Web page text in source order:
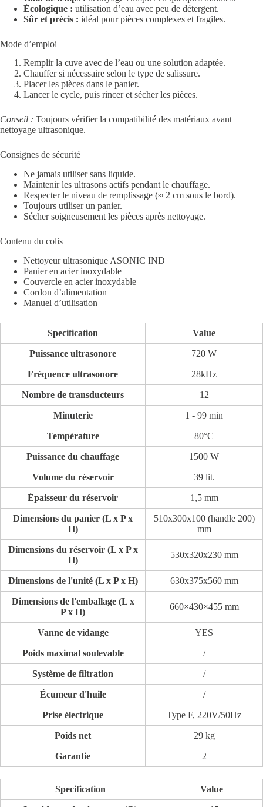
Écologique : utilisation d’eau avec peu de détergent.
Sûr et précis : idéal pour pièces complexes et fragiles.
Mode d’emploi
Remplir la cuve avec de l’eau ou une solution adaptée.
Chauffer si nécessaire selon le type de salissure.
Placer les pièces dans le panier.
Lancer le cycle, puis rincer et sécher les pièces.
Conseil : Toujours vérifier la compatibilité des matériaux avant
nettoyage ultrasonique.
Consignes de sécurité
Ne jamais utiliser sans liquide.
Maintenir les ultrasons actifs pendant le chauffage.
Respecter le niveau de remplissage (≈ 2 cm sous le bord).
Toujours utiliser un panier.
Sécher soigneusement les pièces après nettoyage.
Contenu du colis
Nettoyeur ultrasonique ASONIC IND
Panier en acier inoxydable
Couvercle en acier inoxydable
Cordon d’alimentation
Manuel d’utilisation
Specification Value
Puissance ultrasonore 720 W
Fréquence ultrasonore 28kHz
Nombre de transducteurs 12
Minuterie 1 - 99 min
Température 80°C
Puissance du chauffage 1500 W
Volume du réservoir 39 lit.
Épaisseur du réservoir 1,5 mm
Dimensions du panier (L x P x
H)
510x300x100 (handle 200)
mm
Dimensions du réservoir (L x P x
H)
530x320x230 mm
Dimensions de l'unité (L x P x H) 630x375x560 mm
Dimensions de l'emballage (L x
P x H)
660×430×455 mm
Vanne de vidange YES
Poids maximal soulevable /
Système de filtration /
Écumeur d'huile /
Prise électrique Type F, 220V/50Hz
Poids net 29 kg
Garantie 2
Specification Value